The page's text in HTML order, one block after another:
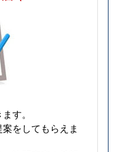
す。
をしてもらえま